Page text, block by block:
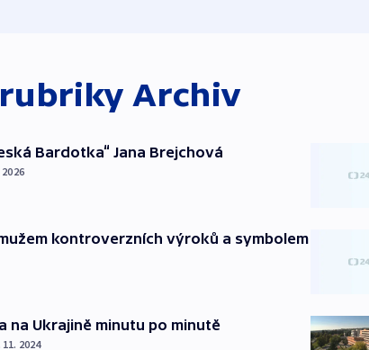
Archiv
Bardotka“ Jana Brejchová
2026
kontroverzních výroků a symbolem
na Ukrajině minutu po minutě
11. 2024